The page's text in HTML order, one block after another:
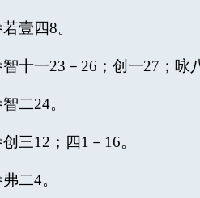
壹四8。
十一23－26；创一27；咏
二24。
三12；四1－16。
二4。